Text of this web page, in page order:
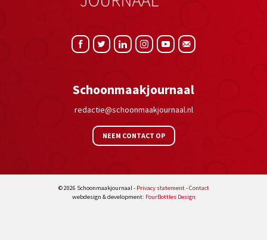
Schoonmaakjournaal
redactie@schoonmaakjournaal.nl
NEEM CONTACT OP
© 2026 Schoonmaakjournaal - Privacy statement-Contact
webdesign & development: FourBottles Design